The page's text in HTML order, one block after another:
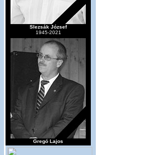
Slezsák József
1945-2021
Gregó Lajos